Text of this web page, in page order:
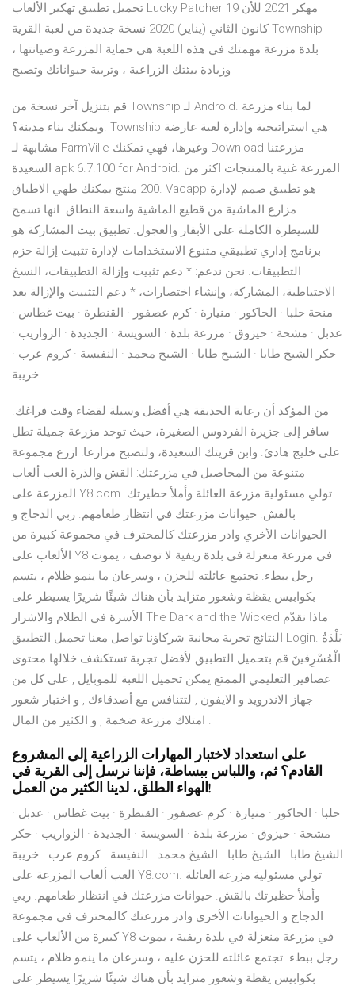
تحميل تطبيق تهكير الألعاب Lucky Patcher مهكر 2021 للأن 19
كانون الثاني (يناير) 2020 نسخة جديدة من لعبة القرية Township
بلدة مزرعة مهمتك في هذه اللعبة هي حماية المزرعة وصيانتها ،
قم بتنزيل آخر نسخة من Township لـ Android. لما بناء مزرعة
ويمكنك بناء مدينة؟. Township هي استراتيجية وإدارة لعبة عارضة
مشابهة لـ FarmVille وغيرها، فهي تمكنك Download مزرعتنا
السعيدة apk 6.7.100 for Android. المزرعة غنية بالمنتجات اكثر من
200 منتج يمكنك طهي الاطباق. Vacapp هو تطبيق صمم لإدارة
مزارع الماشية من قطيع الماشية واسعة النطاق. انها تسمح
للسيطرة الكاملة على الأبقار والعجول. تطبيق بيت المشاركة هو
برنامج إداري تطبيقي متنوع الاستخدامات لإدارة تثبيت إزالة حزم
التطبيقات. نحن ندعم: * دعم تثبيت وإزالة التطبيقات، النسخ
الاحتياطية، المشاركة، وإنشاء اختصارات، * دعم التثبيت والإزالة بعد
منحة حلبا · الحاكور · منيارة · كرم عصفور · القنطرة · بيت غطاس ·
عدبل · مشحة · حيزوق · مزرعة بلدة · السويسة · الجديدة · الزواريب ·
حكر الشيخ طابا · الشيخ طابا · الشيخ محمد · النفيسة · كروم عرب ·
خريبة
من المؤكد أن رعاية الحديقة هي أفضل وسيلة لقضاء وقت فراغك.
سافر إلى جزيرة الفردوس الصغيرة، حيث توجد مزرعة جميلة تطل
على خليج هادئ. وابن قريتك السعيدة، ولتصبح مزارعا! ازرع مجموعة
متنوعة من المحاصيل في مزرعتك: القش والذرة العب ألعاب
المزرعة على Y8.com. تولي مسئولية مزرعة العائلة وأملأ حظيرتك
بالقش. حيوانات مزرعتك في انتظار طعامهم. ربي الدجاج و
الحيوانات الأخري وادر مزرعتك كالمحترف في مجموعة كبيرة من
الألعاب على Y8 في مزرعة منعزلة في بلدة ريفية لا توصف ، يموت
رجل ببطء. تجتمع عائلته للحزن ، وسرعان ما ينمو ظلام ، يتسم
بكوابيس يقظة وشعور متزايد بأن هناك شيئًا شريرًا يسيطر على
الأسرة في الظلام والاشرار The Dark and the Wicked ماذا نقدّم
النتائج تجربة مجانية شركاؤنا تواصل معنا تحميل التطبيق Login. بَلْدَةُ
الْمُسْرِفينَ قم بتحميل التطبيق لأفضل تجربة تستكشف خلالها محتوى
عصافير التعليمي الممتع يمكن تحميل اللعبة للموبايل , على كل من
جهاز الاندرويد و الايفون , لتتنافس مع أصدقاءك , و اختبار شعور
امتلاك مزرعة ضخمة , و الكثير من المال .
على استعداد لاختبار المهارات الزراعية إلى المشروع
القادم؟ ثم، واللباس ببساطة، فإننا نرسل إلى القرية في
الهواء الطلق، لدينا الكثير من العمل!
حلبا · الحاكور · منيارة · كرم عصفور · القنطرة · بيت غطاس · عدبل ·
مشحة · حيزوق · مزرعة بلدة · السويسة · الجديدة · الزواريب · حكر
الشيخ طابا · الشيخ طابا · الشيخ محمد · النفيسة · كروم عرب · خريبة
العب ألعاب المزرعة على Y8.com. تولي مسئولية مزرعة العائلة
وأملأ حظيرتك بالقش. حيوانات مزرعتك في انتظار طعامهم. ربي
الدجاج و الحيوانات الأخري وادر مزرعتك كالمحترف في مجموعة
كبيرة من الألعاب على Y8 في مزرعة منعزلة في بلدة ريفية ، يموت
رجل ببطء. تجتمع عائلته للحزن عليه ، وسرعان ما ينمو ظلام ، يتسم
بكوابيس يقظة وشعور متزايد بأن هناك شيئًا شريرًا يسيطر على